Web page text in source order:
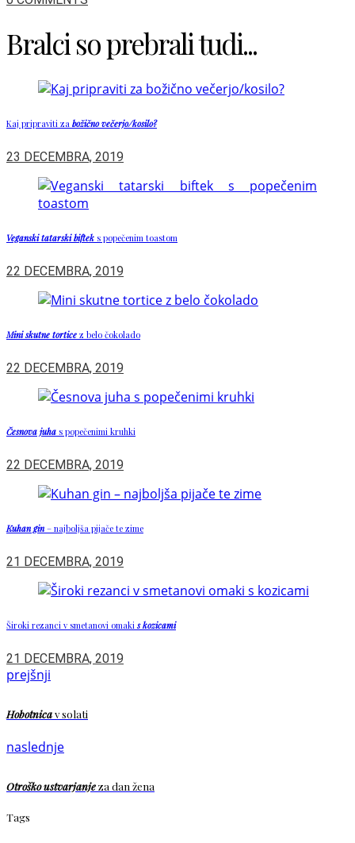
Bralci so prebrali tudi...
Kaj pripraviti za božično večerjo/kosilo?
23 DECEMBRA, 2019
Veganski tatarski biftek s popečenim toastom
22 DECEMBRA, 2019
Mini skutne tortice z belo čokolado
22 DECEMBRA, 2019
Česnova juha s popečenimi kruhki
22 DECEMBRA, 2019
Kuhan gin – najboljša pijače te zime
21 DECEMBRA, 2019
Široki rezanci v smetanovi omakis kozicami
21 DECEMBRA, 2019
prejšnji
Hobotnicav solati
naslednje
Otroško ustvarjanjeza dan žena
Tags